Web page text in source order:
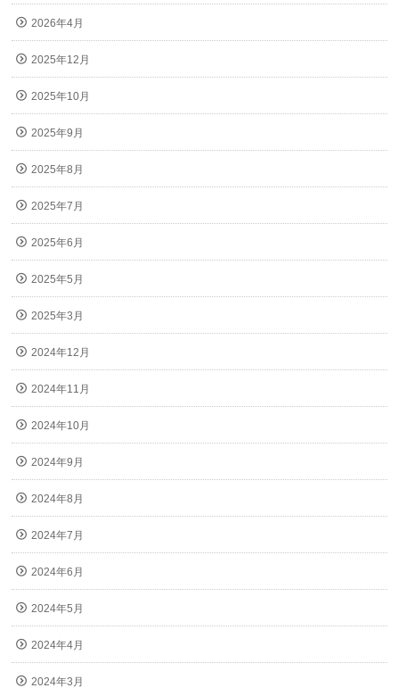
2026年4月
2025年12月
2025年10月
2025年9月
2025年8月
2025年7月
2025年6月
2025年5月
2025年3月
2024年12月
2024年11月
2024年10月
2024年9月
2024年8月
2024年7月
2024年6月
2024年5月
2024年4月
2024年3月